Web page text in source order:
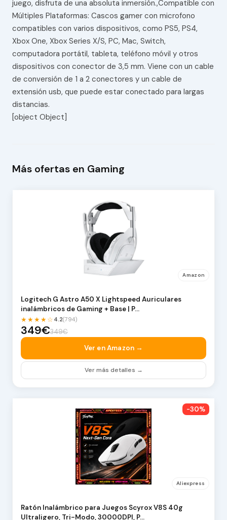
juego, disfruta de una absoluta inmersión.,Compatible con
Múltiples Plataformas: Cascos gamer con microfono
compatibles con varios dispositivos, como PS5, PS4,
Xbox One, Xbox Series X/S, PC, Mac, Switch,
computadora portátil, tableta, teléfono móvil y otros
dispositivos con conector de 3,5 mm. Viene con un cable
de conversión de 1 a 2 conectores y un cable de
extensión usb, que puede estar conectado para largas
distancias.
[object Object]
Más ofertas en Gaming
Amazon
Logitech G Astro A50 X Lightspeed Auriculares
inalámbricos de Gaming + Base | P…
★★★★☆ 4.2(794)
349€349€
Ver en Amazon →
Ver más detalles →
-30%
Aliexpress
Ratón Inalámbrico para Juegos Scyrox V8S 40g
Ultraligero, Tri-Modo, 30000DPI, P…